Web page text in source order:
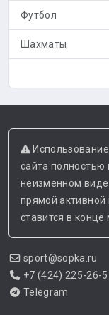
Футбол
Шахматы
сайта полностью
неизменном
прямой активной
ставится в конце
sport@sopka.ru
+7 (424) 225-26-
Telegram